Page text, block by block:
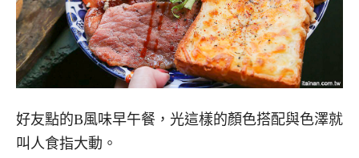
好友點的B風味早午餐，光這樣的顏色搭配與色澤就
叫人食指大動。